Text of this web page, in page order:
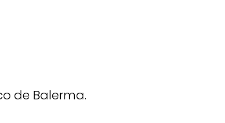
de Balerma.